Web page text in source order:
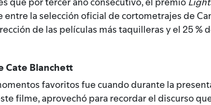
la selección oficial de cortometrajes de
de las películas más taquilleras y el 25 %
Cate Blanchett
favoritos fue cuando durante la
filme, aprovechó para recordar el discurso